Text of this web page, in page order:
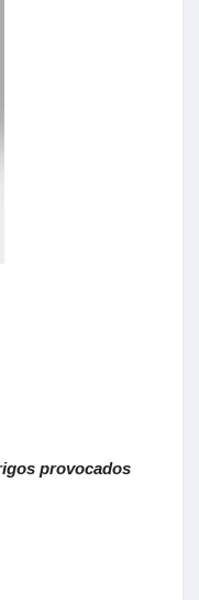
provocados